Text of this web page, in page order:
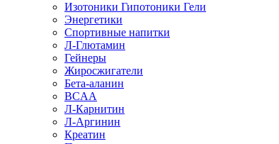
Изотоники Гипотоники Гели
Энергетики
Спортивные напитки
Л-Глютамин
Гейнеры
Жиросжигатели
Бета-аланин
BCAA
Л-Карнитин
Л-Аргинин
Креатин